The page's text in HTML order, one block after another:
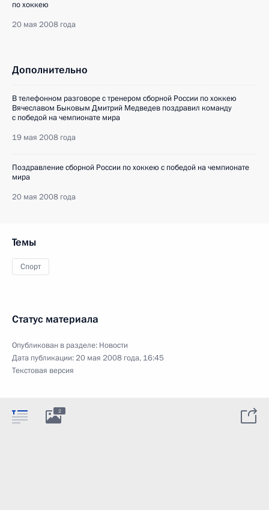
по хоккею
20 мая 2008 года
Дополнительно
В телефонном разговоре с тренером сборной России по хоккею
Вячеславом Быковым Дмитрий Медведев поздравил команду
с победой на чемпионате мира
19 мая 2008 года
Поздравление сборной России по хоккею с победой на чемпионате
мира
20 мая 2008 года
Темы
Спорт
Статус материала
Опубликован в разделе: Новости
Дата публикации:20 мая 2008 года, 16:45
Текстовая версия
2